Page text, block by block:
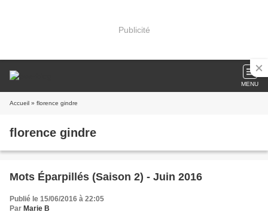
Publicité
MENU
Accueil » florence gindre
florence gindre
Mots Éparpillés (Saison 2) - Juin 2016
Publié le 15/06/2016 à 22:05
Par Marie B